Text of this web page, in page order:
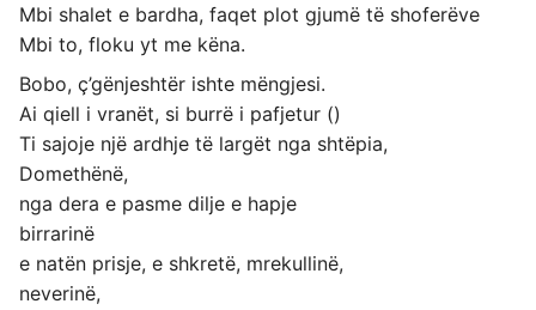
Mbi shalet e bardha, faqet plot gjumë të shoferëve
Mbi to, floku yt me këna.
Bobo, ç’gënjeshtër ishte mëngjesi.
Ai qiell i vranët, si burrë i pafjetur ()
Ti sajoje një ardhje të largët nga shtëpia,
Domethënë,
nga dera e pasme dilje e hapje
birrarinë
e natën prisje, e shkretë, mrekullinë,
neverinë,